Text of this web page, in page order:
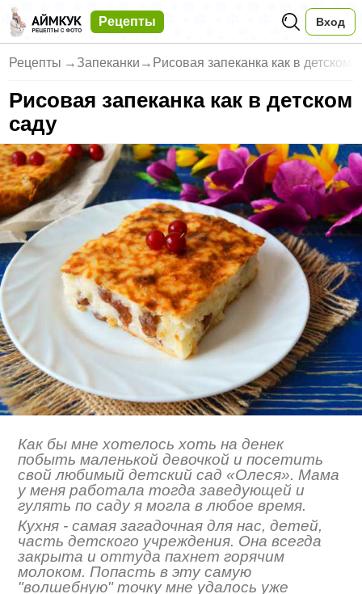
Рецепты Вход
Рецепты → Запеканки → Рисовая запеканка как в детском
Рисовая запеканка как в детском
саду
Как бы мне хотелось хоть на денек
побыть маленькой девочкой и посетить
свой любимый детский сад «Олеся». Мама
у меня работала тогда заведующей и
гулять по саду я могла в любое время.
Кухня - самая загадочная для нас, детей,
часть детского учреждения. Она всегда
закрыта и оттуда пахнет горячим
молоком. Попасть в эту самую
"волшебную" точку мне удалось уже